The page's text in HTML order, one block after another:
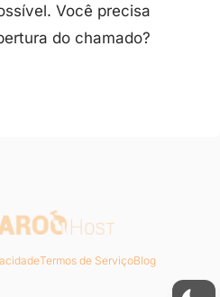
Você precisa
do chamado?
Termos de ServiçoBlog